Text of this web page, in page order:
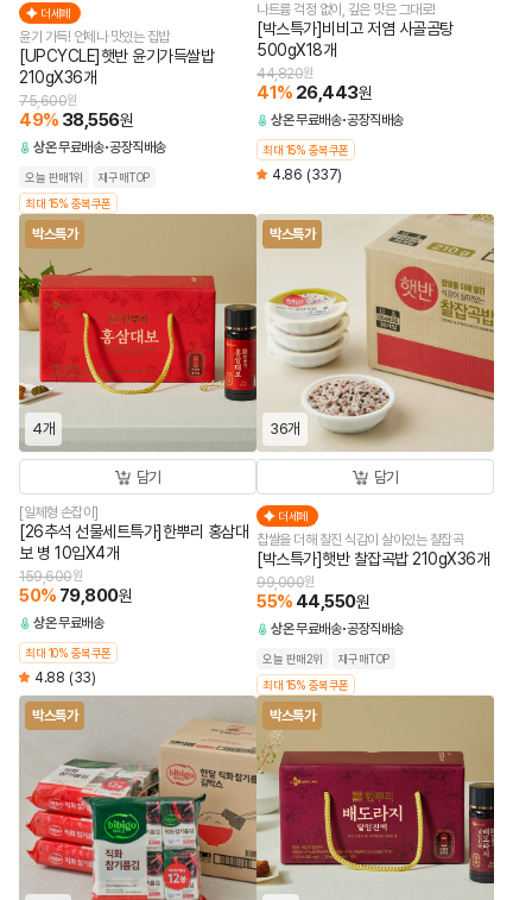
더세페
윤기 가득! 언제나 맛있는 집밥
[UPCYCLE]햇반 윤기가득쌀밥
210gX36개
75,600원
49% 38,556원
상온무료배송 공장직배송
오늘 판매1위
재구매TOP
최대 15% 중복쿠폰
나트륨 걱정 없이, 깊은 맛은 그대로!
[박스특가]비비고 저염 사골곰탕
500gX18개
44,820원
41% 26,443원
상온무료배송 공장직배송
최대 15% 중복쿠폰
4.86 (337)
박스특가
4개
담기
[일체형 손잡이]
[26추석 선물세트특가]한뿌리 홍삼대
보 병 10입X4개
159,600원
50% 79,800원
상온무료배송
최대 10% 중복쿠폰
4.88 (33)
박스특가
36개
담기
더세페
찹쌀을 더해 찰진 식감이 살아있는 찰잡곡
[박스특가]햇반 찰잡곡밥 210gX36개
99,000원
55% 44,550원
상온무료배송 공장직배송
오늘 판매2위
재구매TOP
최대 15% 중복쿠폰
박스특가 박스특가